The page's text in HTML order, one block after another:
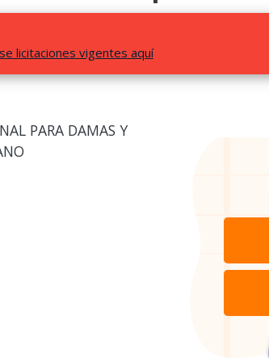
licitaciones vigentes aquí
PARA DAMAS Y